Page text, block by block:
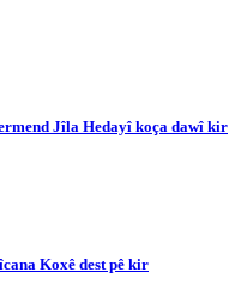
Jîla Hedayî koça dawî kir
Koxê dest pê kir